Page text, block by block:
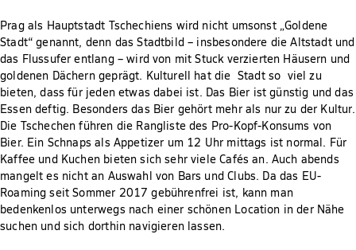
Prag als Hauptstadt Tschechiens wird nicht umsonst „Goldene
Stadt“ genannt, denn das Stadtbild – insbesondere die Altstadt und
das Flussufer entlang – wird von mit Stuck verzierten Häusern und
goldenen Dächern geprägt. Kulturell hat die Stadt so viel zu
bieten, dass für jeden etwas dabei ist. Das Bier ist günstig und das
Essen deftig. Besonders das Bier gehört mehr als nur zu der Kultur.
Die Tschechen führen die Rangliste des Pro-Kopf-Konsums von
Bier. Ein Schnaps als Appetizer um 12 Uhr mittags ist normal. Für
Kaffee und Kuchen bieten sich sehr viele Cafés an. Auch abends
mangelt es nicht an Auswahl von Bars und Clubs. Da das EU-
Roaming seit Sommer 2017 gebührenfrei ist, kann man
bedenkenlos unterwegs nach einer schönen Location in der Nähe
suchen und sich dorthin navigieren lassen.